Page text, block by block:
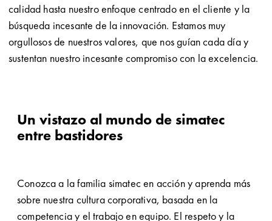
calidad hasta nuestro enfoque centrado en el cliente y la
búsqueda incesante de la innovación. Estamos muy
orgullosos de nuestros valores, que nos guían cada día y
sustentan nuestro incesante compromiso con la excelencia.
Un vistazo al mundo de simatec
entre bastidores
Conozca a la familia simatec en acción y aprenda más
sobre nuestra cultura corporativa, basada en la
competencia y el trabajo en equipo. El respeto y la